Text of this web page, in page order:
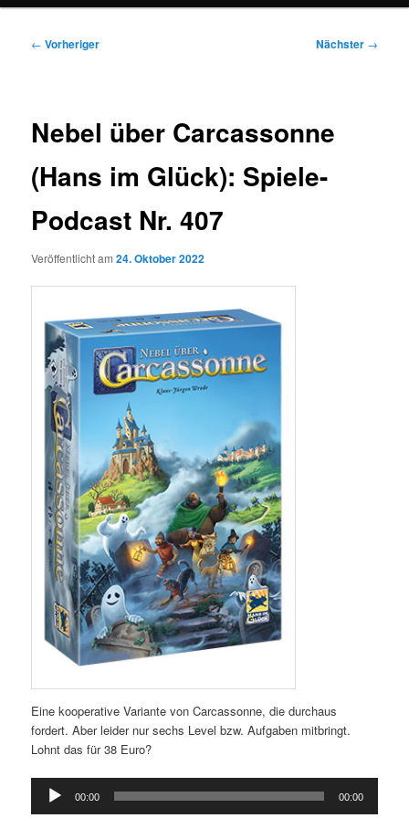
Beitragsnavigation
← Vorheriger Nächster →
Nebel über Carcassonne
(Hans im Glück): Spiele-
Podcast Nr. 407
Veröffentlicht am24. Oktober 2022
Eine kooperative Variante von Carcassonne, die durchaus
fordert. Aber leider nur sechs Level bzw. Aufgaben mitbringt.
Lohnt das für 38 Euro?
Audio-
Player
00:00 00:00